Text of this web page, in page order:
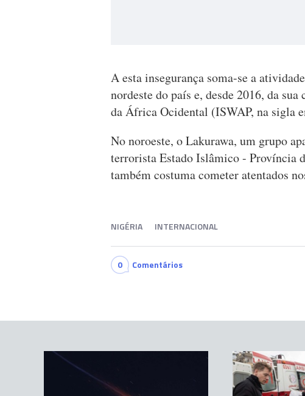
A esta insegurança soma-se a
nordeste do país e, desde 2016, da
da África Ocidental (ISWAP, na sigla
No noroeste, o Lakurawa, um grupo
terrorista Estado Islâmico - Província
também costuma cometer atentados
NIGÉRIA INTERNACIONAL
0 Comentários